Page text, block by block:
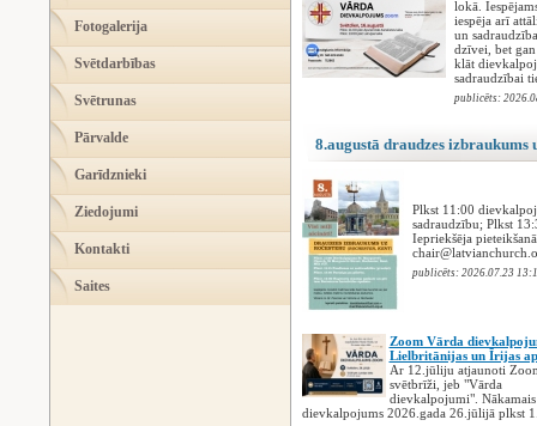
Fotogalerija
Svētdarbības
Svētrunas
Pārvalde
Garīdznieki
Ziedojumi
Kontakti
Saites
lokā.
iespēja arī
un
dzīvei, bet
klāt
sadraudzībai
publicēts:
8.augustā draudzes izbraukums
Plkst 11:00
sadraudzību; Plkst
Iepriekšēja
publicēts: 2026.07.23
Zoom Vārda
Lielbritānijas un Īrijas
Ar 12.jūliju atjaunoti
svētbrīži, jeb "Vārda
dievkalpojumi".
dievkalpojums 2026.gada 26.jūlijā plkst